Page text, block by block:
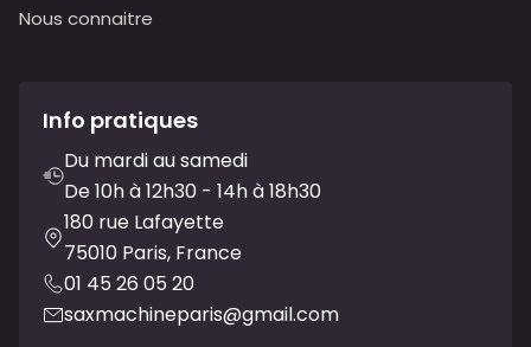
Nous connaitre
Info pratiques
Du mardi au samedi
De 10h à 12h30 - 14h à 18h30
180 rue Lafayette
75010 Paris, France
01 45 26 05 20
saxmachineparis@gmail.com